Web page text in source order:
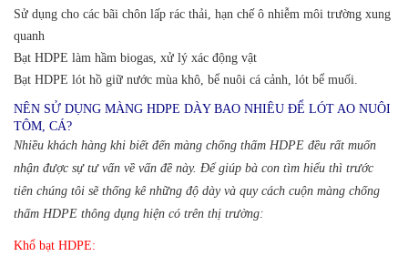
Sử dụng cho các bãi chôn lấp rác thải, hạn chế ô nhiễm môi trường xung
quanh
Bạt HDPE làm hầm biogas, xử lý xác động vật
Bạt HDPE lót hồ giữ nước mùa khô, bể nuôi cá cảnh, lót bể muối.
NÊN SỬ DỤNG MÀNG HDPE DÀY BAO NHIÊU ĐỂ LÓT AO NUÔI
TÔM, CÁ?
Nhiều khách hàng khi biết đến màng chống thấm HDPE đều rất muốn
nhận được sự tư vấn về vấn đề này. Để giúp bà con tìm hiểu thì trước
tiên chúng tôi sẽ thống kê những độ dày và quy cách cuộn màng chống
thấm HDPE thông dụng hiện có trên thị trường:
Khổ bạt HDPE: